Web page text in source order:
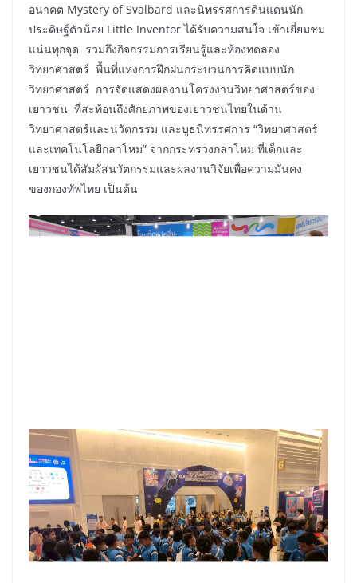
อนาคต Mystery of Svalbard และนิทรรศการดินแดนนัก
ประดิษฐ์ตัวน้อย Little Inventor ได้รับความสนใจ เข้าเยี่ยมชม
แน่นทุกจุด รวมถึงกิจกรรมการเรียนรู้และห้องทดลอง
วิทยาศาสตร์ พื้นที่แห่งการฝึกฝนกระบวนการคิดแบบนัก
วิทยาศาสตร์ การจัดแสดงผลงานโครงงานวิทยาศาสตร์ของ
เยาวชน ที่สะท้อนถึงศักยภาพของเยาวชนไทยในด้าน
วิทยาศาสตร์และนวัตกรรม และบูธนิทรรศการ “วิทยาศาสตร์
และเทคโนโลยีกลาโหม” จากกระทรวงกลาโหม ที่เด็กและ
เยาวชนได้สัมผัสนวัตกรรมและผลงานวิจัยเพื่อความมั่นคง
ของกองทัพไทย เป็นต้น